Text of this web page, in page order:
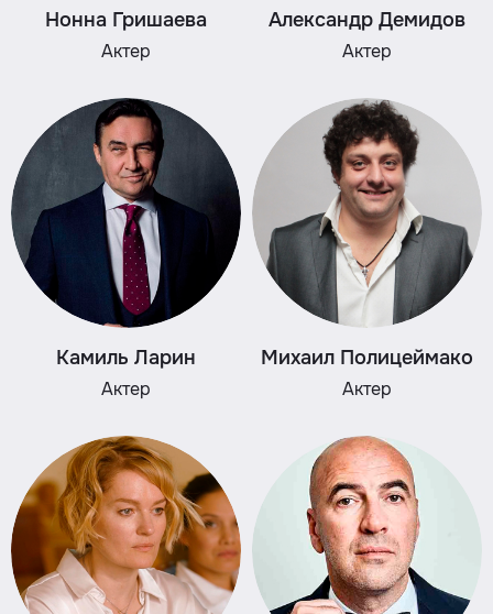
Нонна Гришаева
Актер
Александр Демидов
Актер
Камиль Ларин
Актер
Михаил Полицеймако
Актер